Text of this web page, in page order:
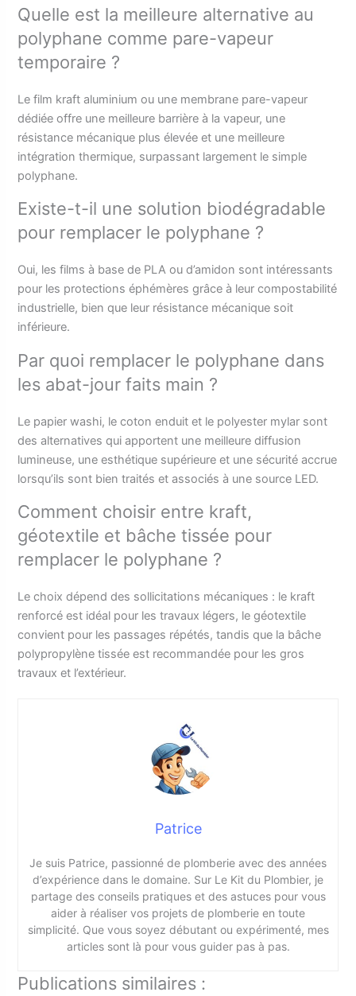
Quelle est la meilleure alternative au
polyphane comme pare-vapeur
temporaire ?
Le film kraft aluminium ou une membrane pare-vapeur
dédiée offre une meilleure barrière à la vapeur, une
résistance mécanique plus élevée et une meilleure
intégration thermique, surpassant largement le simple
polyphane.
Existe-t-il une solution biodégradable
pour remplacer le polyphane ?
Oui, les films à base de PLA ou d’amidon sont intéressants
pour les protections éphémères grâce à leur compostabilité
industrielle, bien que leur résistance mécanique soit
inférieure.
Par quoi remplacer le polyphane dans
les abat-jour faits main ?
Le papier washi, le coton enduit et le polyester mylar sont
des alternatives qui apportent une meilleure diffusion
lumineuse, une esthétique supérieure et une sécurité accrue
lorsqu’ils sont bien traités et associés à une source LED.
Comment choisir entre kraft,
géotextile et bâche tissée pour
remplacer le polyphane ?
Le choix dépend des sollicitations mécaniques : le kraft
renforcé est idéal pour les travaux légers, le géotextile
convient pour les passages répétés, tandis que la bâche
polypropylène tissée est recommandée pour les gros
travaux et l’extérieur.
Patrice
Je suis Patrice, passionné de plomberie avec des années
d’expérience dans le domaine. Sur Le Kit du Plombier, je
partage des conseils pratiques et des astuces pour vous
aider à réaliser vos projets de plomberie en toute
simplicité. Que vous soyez débutant ou expérimenté, mes
articles sont là pour vous guider pas à pas.
Publications similaires :